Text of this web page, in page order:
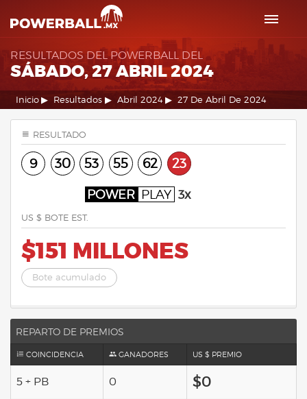
RESULTADOS DEL POWERBALL DEL
SÁBADO, 27 ABRIL 2024
Inicio Resultados Abril 2024 27 De Abril De 2024
RESULTADO
9 30 53 55 62 23
POWER PLAY 3x
US $ BOTE EST.
$151 MILLONES
Bote acumulado
REPARTO DE PREMIOS
COINCIDENCIA GANADORES US $ PREMIO
5 + PB 0 $0